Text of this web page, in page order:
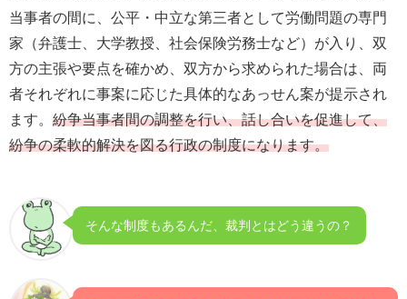
当事者の間に、公平・中立な第三者として労働問題の専門
家（弁護士、大学教授、社会保険労務士など）が入り、双
方の主張や要点を確かめ、双方から求められた場合は、両
者それぞれに事案に応じた具体的なあっせん案が提示され
ます。 紛争当事者間の調整を行い、話し合いを促進して、
紛争の柔軟的解決を図る行政の制度になります。
そんな制度もあるんだ、裁判とはどう違うの？